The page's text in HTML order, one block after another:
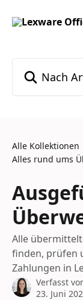
Alle Kollektionen
Alles rund ums
Alle
finden, prüfen
Zahlungen in
Verfasst
23. Juni